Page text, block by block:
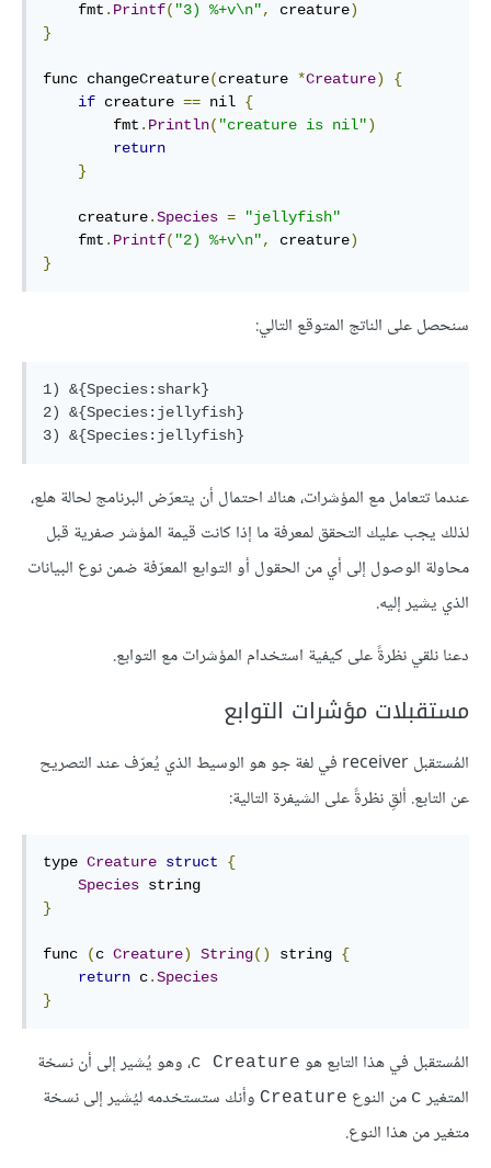
    fmt
. Printf( "3) %+v\n", creature)
}
func changeCreature(creature *Creature)
{
if creature == nil {
        fmt
. Println( "creature is nil")
return
}
    creature
.Species =
"jellyfish"
    fmt
. Printf( "2) %+v\n", creature)
}
سنحصل على الناتج المتوقع التالي:
1) &{Species:shark}
2) &{Species:jellyfish}
عندما تتعامل مع المؤشرات، هناك احتمال أن يتعرّض البرنامج لحالة هلع،
لذلك يجب عليك التحقق لمعرفة ما إذا كانت قيمة المؤشر صفرية قبل
محاولة الوصول إلى أي من الحقول أو التوابع المعرّفة ضمن نوع البيانات
الذي يشير إليه.
دعنا نلقي نظرةً على كيفية استخدام المؤشرات مع التوابع.
مستقبلات مؤشرات التوابع
المُستقبل receiver في لغة جو هو الوسيط الذي يُعرّف عند التصريح
عن التابع. ألقِ نظرةً على الشيفرة التالية:
type Creature struct
{
Species
}
func (c Creature) String() string {
return c.Species
}
المُستقبل في هذا التابع هو c Creature، وهو يُشير إلى أن نسخة
المتغير c من النوع Creature وأنك ستستخدمه ليُشير إلى نسخة
متغير من هذا النوع.